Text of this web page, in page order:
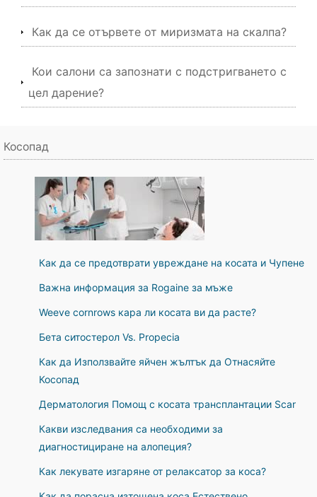
Как да се отървете от миризмата на скалпа?
Кои салони са запознати с подстригването с
цел дарение?
Косопад
Как да се предотврати увреждане на косата и Чупене
Важна информация за Rogaine за мъже
Weeve cornrows кара ли косата ви да расте?
Бета ситостерол Vs. Propecia
Как да Използвайте яйчен жълтък да Отнасяйте
Косопад
Дерматология Помощ с косата трансплантации Scar
Какви изследвания са необходими за
диагностициране на алопеция?
Как лекувате изгаряне от релаксатор за коса?